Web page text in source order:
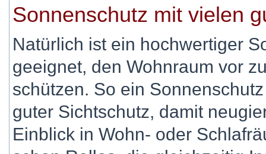
Sonnenschutz mit vielen
Natürlich ist ein hochwertiger
geeignet, den Wohnraum vor
schützen. So ein
guter Sichtschutz, damit
Einblick in Wohn- oder